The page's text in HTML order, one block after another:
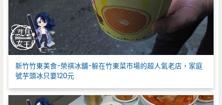
新竹竹東美食-榮祺冰舖-躲在竹東菜市場的超人氣老店，家庭
號芋頭冰只要120元